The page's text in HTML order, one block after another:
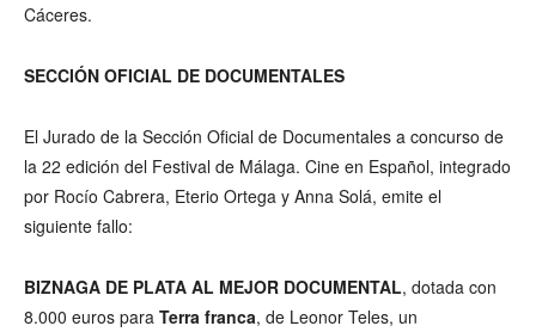
Cáceres.
SECCIÓN OFICIAL DE DOCUMENTALES
El Jurado de la Sección Oficial de Documentales a concurso de
la 22 edición del Festival de Málaga. Cine en Español, integrado
por Rocío Cabrera, Eterio Ortega y Anna Solá, emite el
siguiente fallo:
BIZNAGA DE PLATA AL MEJOR DOCUMENTAL, dotada con
8.000 euros para Terra franca, de Leonor Teles, un